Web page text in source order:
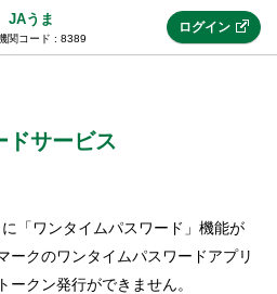
JAうま
関コード : 8389
ネットバンク)
ログイン
ドサービス
に「ワンタイムパスワード」機能が
ークのワンタイムパスワードアプリ
ークン発行ができません。